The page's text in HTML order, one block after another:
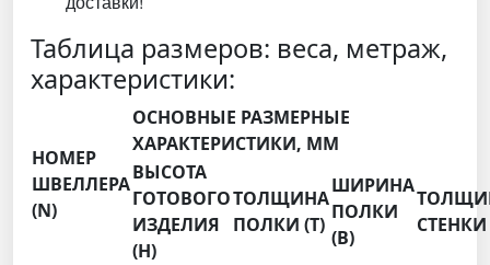
Таблица размеров: веса, метраж,
характеристики:
НОМЕР
ШВЕЛЛЕРА
(N)
ОСНОВНЫЕ РАЗМЕРНЫЕ
ХАРАКТЕРИСТИКИ, ММ
ВЫСОТА
ГОТОВОГО
ИЗДЕЛИЯ
(H)
ТОЛЩИНА
ПОЛКИ (T)
ШИРИНА
ПОЛКИ
(B)
СТЕНКИ